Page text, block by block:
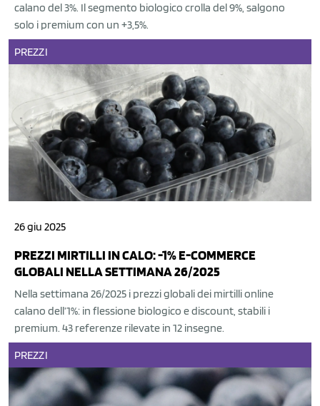
calano del 3%. Il segmento biologico crolla del 9%, salgono
solo i premium con un +3,5%.
PREZZI
26 giu 2025
PREZZI MIRTILLI IN CALO: -1% E-COMMERCE
GLOBALI NELLA SETTIMANA 26/2025
Nella settimana 26/2025 i prezzi globali dei mirtilli online
calano dell’1%: in flessione biologico e discount, stabili i
premium. 43 referenze rilevate in 12 insegne.
PREZZI